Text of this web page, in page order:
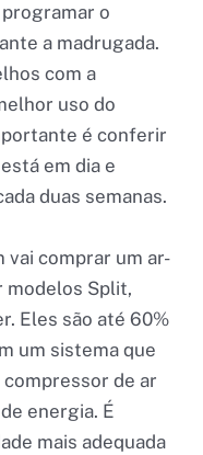
o
a madrugada.
com a
uso do
é conferir
em dia e
duas semanas.
vai comprar um ar-
modelos Split,
Eles são até 60%
um sistema que
de ar
energia. É
mais adequada